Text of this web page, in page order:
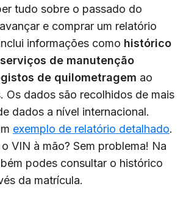
tudo sobre o passado do
e comprar um relatório
informações como histórico
serviços de manutenção
de quilometragem ao
Os dados são recolhidos de mais
dados a nível internacional.
exemplo de relatório detalhado.
VIN à mão? Sem problema! Na
podes consultar o histórico
da matrícula.